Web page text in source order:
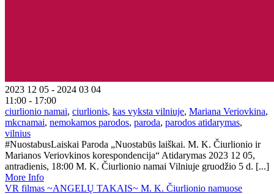
2023 12 05 - 2024 03 04
11:00 - 17:00
ciurlionio namai, ciurlionis, kas vyksta vilniuje, Mariana Veriovkina,
mkcnamai, nemokamos parodos, paroda, parodos atidarymas,
vilnius
#NuostabusLaiskai Paroda „Nuostabūs laiškai. M. K. Čiurlionio ir
Marianos Veriovkinos korespondencija“ Atidarymas 2023 12 05,
antradienis, 18:00 M. K. Čiurlionio namai Vilniuje gruodžio 5 d. [...]
More Info
VR filmas ~ANGELŲ TAKAIS~ M. K. Čiurlionio namuose